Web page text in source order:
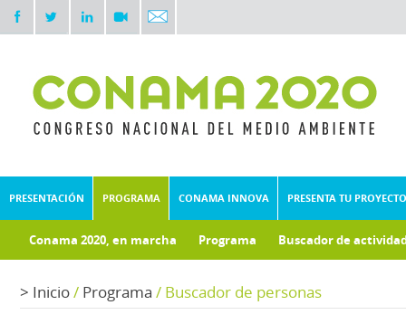
PRESENTACIÓN PROGRAMA CONAMA INNOVA PRESENTA TU PROYECTO
Conama 2020, en marcha Programa Buscador de
> Inicio/ Programa / Buscador de personas